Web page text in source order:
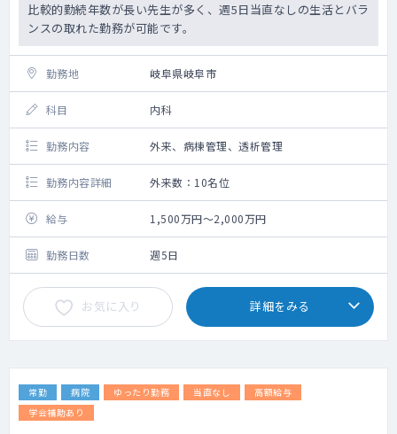
比較的勤続年数が長い先生が多く、週5日当直なしの生活とバラ
ンスの取れた勤務が可能です。
勤務地 岐阜県岐阜市
科目 内科
勤務内容 外来、病棟管理、透析管理
勤務内容詳細 外来数：10名位
給与 1,500万円～2,000万円
勤務日数 週5日
お気に入り 詳細をみる
常勤 病院 ゆったり勤務 当直なし
高額給与
学会補助あり